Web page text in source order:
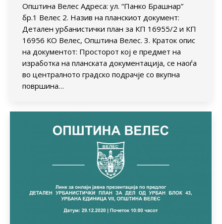
Општина Велес Адреса: ул. “Панко Брашнар”
бр.1 Велес 2. Назив на планскиот документ:
Детален урбанистички план за КП 16955/2 и КП
16956 КО Велес, Општина Велес. 3. Краток опис
на документот: Просторот кој е предмет на
изработка на планската документација, се наоѓа
во централното градско подрачје со вкупна
површина…